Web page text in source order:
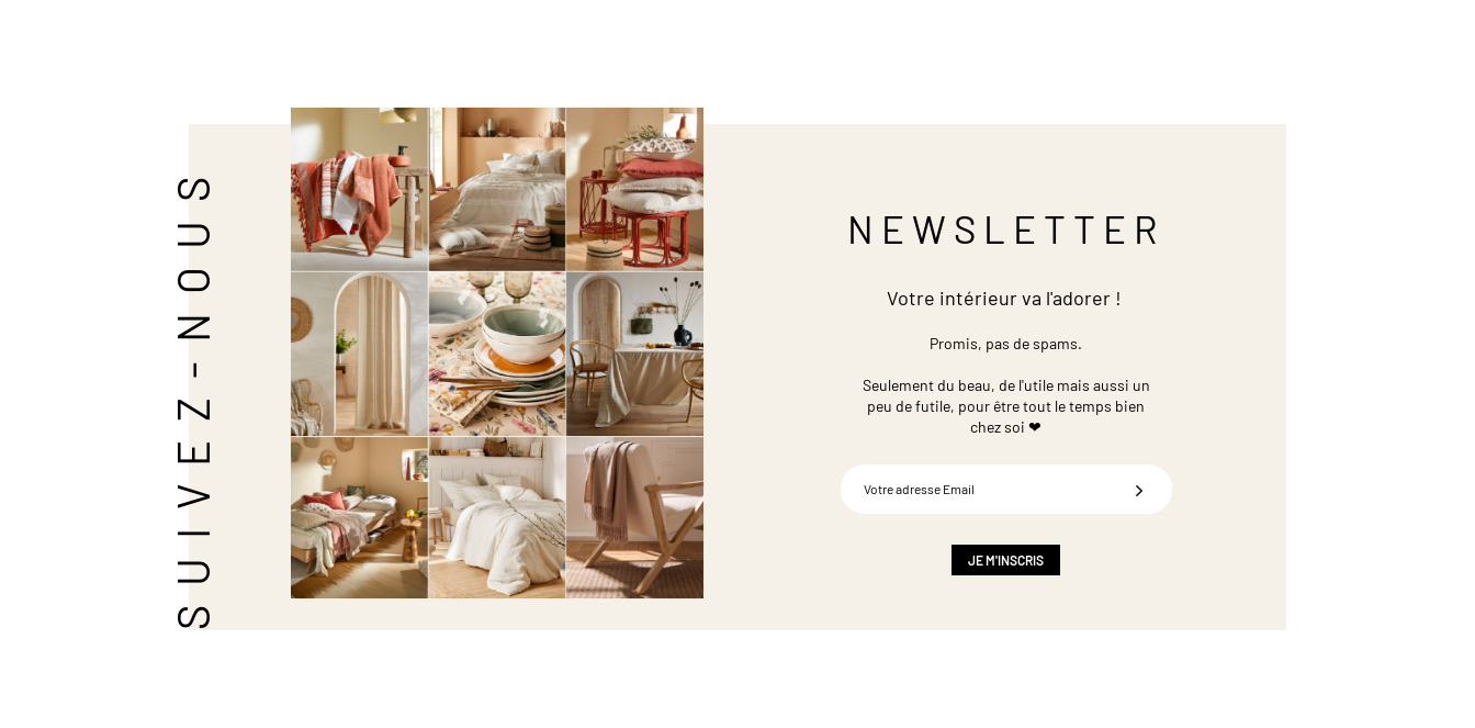
SUIVEZ-NOUS NEWSLETTER
Votre intérieur va l'adorer !
Promis, pas de spams.
Seulement du beau, de l'utile mais aussi un
peu de futile, pour être tout le temps bien
chez soi ❤
JE M'INSCRIS